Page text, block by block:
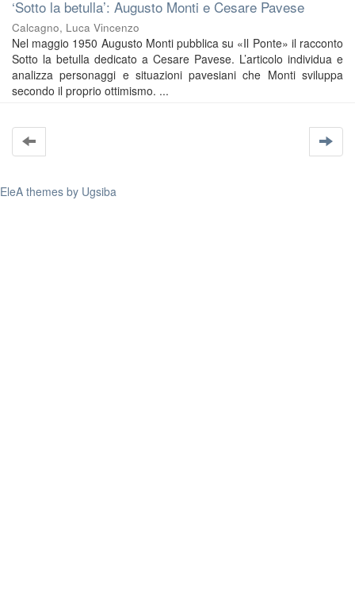
‘Sotto la betulla’: Augusto Monti e Cesare Pavese
Calcagno, Luca Vincenzo
Nel maggio 1950 Augusto Monti pubblica su «Il Ponte» il racconto
Sotto la betulla dedicato a Cesare Pavese. L’articolo individua e
analizza personaggi e situazioni pavesiani che Monti sviluppa
secondo il proprio ottimismo. ...
EleA themes by Ugsiba